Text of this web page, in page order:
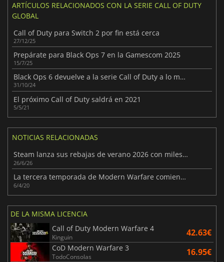
ARTÍCULOS RELACIONADOS CON LA SERIE CALL OF DUTY
GLOBAL
Call of Duty para Switch 2 por fin está cerca
27/12/25
Prepárate para Black Ops 7 en la Gamescom 2025
15/7/25
Black Ops 6 devuelve a la serie Call of Duty a lo más alto
31/10/24
El próximo Call of Duty saldrá en 2021
5/5/21
NOTICIAS RELACIONADAS
Steam lanza sus rebajas de verano 2026 con miles de ofertas
26/6/26
La tercera temporada de Modern Warfare comienza esta semana
6/4/20
DE LA MISMA LICENCIA
Call of Duty Modern Warfare 4
Kinguin 42.63€
CoD Modern Warfare 3
TodoConsolas 16.95€